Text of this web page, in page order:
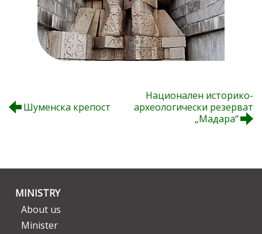
Шуменска крепост
Национален историко-
археологически резерват
„Мадара“
MINISTRY
About us
Minister